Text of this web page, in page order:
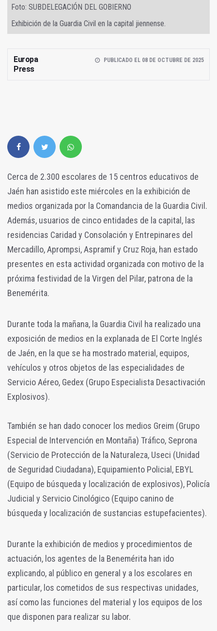
Foto: SUBDELEGACIÓN DEL GOBIERNO
Exhibición de la Guardia Civil en la capital jiennense.
Europa
Press
PUBLICADO EL 08 DE OCTUBRE DE 2025
Cerca de 2.300 escolares de 15 centros educativos de
Jaén han asistido este miércoles en la exhibición de
medios organizada por la Comandancia de la Guardia Civil.
Además, usuarios de cinco entidades de la capital, las
residencias Caridad y Consolación y Entrepinares del
Mercadillo, Aprompsi, Aspramif y Cruz Roja, han estado
presentes en esta actividad organizada con motivo de la
próxima festividad de la Virgen del Pilar, patrona de la
Benemérita.
Durante toda la mañana, la Guardia Civil ha realizado una
exposición de medios en la explanada de El Corte Inglés
de Jaén, en la que se ha mostrado material, equipos,
vehículos y otros objetos de las especialidades de
Servicio Aéreo, Gedex (Grupo Especialista Desactivación
Explosivos).
También se han dado conocer los medios Greim (Grupo
Especial de Intervención en Montaña) Tráfico, Seprona
(Servicio de Protección de la Naturaleza, Useci (Unidad
de Seguridad Ciudadana), Equipamiento Policial, EBYL
(Equipo de búsqueda y localización de explosivos), Policía
Judicial y Servicio Cinológico (Equipo canino de
búsqueda y localización de sustancias estupefacientes).
Durante la exhibición de medios y procedimientos de
actuación, los agentes de la Benemérita han ido
explicando, al público en general y a los escolares en
particular, los cometidos de sus respectivas unidades,
así como las funciones del material y los equipos de los
que disponen para realizar su labor.